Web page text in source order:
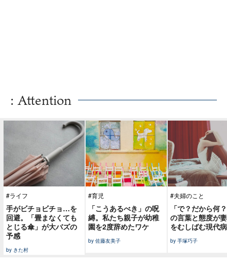
: Attention
#ライフ
手がビチョビチョ…を
回避。「畳まなくても
とじる傘」が大バズの
予感
by きた村
#育児
「こうあるべき」の呪
縛。私たち親子が幼稚
園を2度辞めたワケ
by 佐藤友美子
#夫婦のこと
「で？だから何
の言葉と態度が
をむしばむ現代病
by 手塚巧子